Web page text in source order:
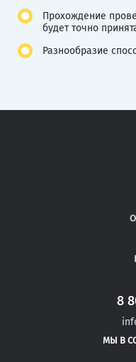
Прохождение
будет точно
Разнообразие
ПОЛИТИКА
8
МЫ В